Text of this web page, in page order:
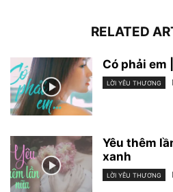
RELATED
Có phải em
LỜI YÊU THƯƠNG
Yêu thêm
xanh
LỜI YÊU THƯƠNG